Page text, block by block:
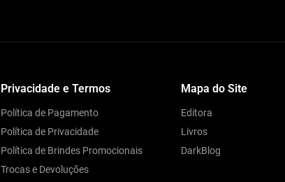
Privacidade e Termos
Política de Pagamento
Política de Privacidade
Política de Brindes Promocionais
Trocas e Devoluções
Mapa do Site
Editora
Livros
DarkBlog